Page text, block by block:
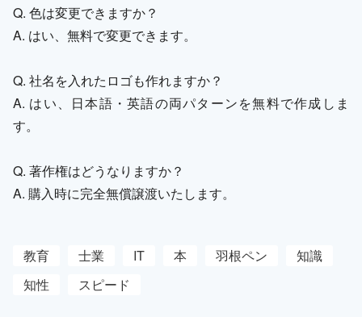
Q. 色は変更できますか？
A. はい、無料で変更できます。
Q. 社名を入れたロゴも作れますか？
A. はい、日本語・英語の両パターンを無料で作成しま
す。
Q. 著作権はどうなりますか？
A. 購入時に完全無償譲渡いたします。
教育 士業 IT 本 羽根ペン
知識
知性
スピード